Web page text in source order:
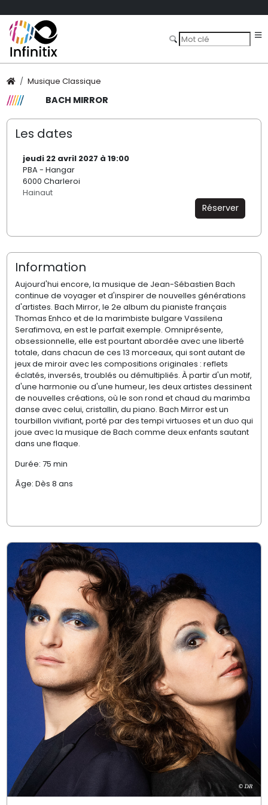
Musique Classique
BACH MIRROR
Les dates
jeudi 22 avril 2027 à 19:00
PBA - Hangar
6000 Charleroi
Hainaut
Réserver
Information
Aujourd'hui encore, la musique de Jean-Sébastien Bach
continue de voyager et d'inspirer de nouvelles générations
d'artistes. Bach Mirror, le 2e album du pianiste français
Thomas Enhco et de la marimbiste bulgare Vassilena
Serafimova, en est le parfait exemple. Omniprésente,
obsessionnelle, elle est pourtant abordée avec une liberté
totale, dans chacun de ces 13 morceaux, qui sont autant de
jeux de miroir avec les compositions originales : reflets
éclatés, inversés, troublés ou démultipliés. À partir d'un motif,
d'une harmonie ou d'une humeur, les deux artistes dessinent
de nouvelles créations, où le son rond et chaud du marimba
danse avec celui, cristallin, du piano. Bach Mirror est un
tourbillon vivifiant, porté par des tempi virtuoses et un duo qui
joue avec la musique de Bach comme deux enfants sautant
dans une flaque.
Durée: 75 min
Âge: Dès 8 ans